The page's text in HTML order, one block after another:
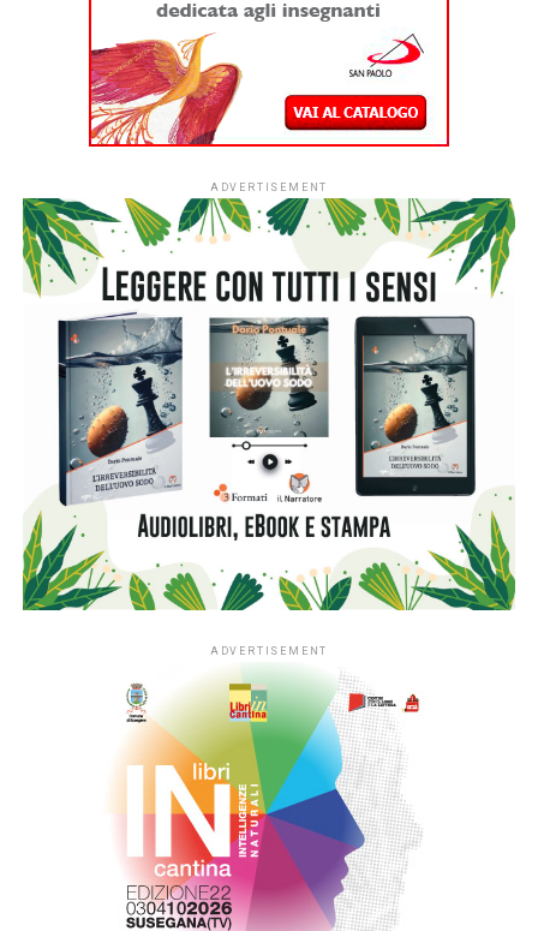
all’iniziativa sociale dell’Associazione Italiana Editori (AIE)
a favore delle biblioteche scolastiche e partecipare alla
campagna nazionale di donazione di libri in programma dal
7 al 15 novembre 2026.
L’ingresso di tutti i nidi italiani segna una nuova fase per
#ioleggoperché che, dopo dieci anni al fianco delle
scuole, amplia il proprio raggio d’azione includendo anche i
servizi educativi per la primissima infanzia.
L’apertura nazionale è resa possibile grazie alsostegno
di Fondazione Cariplo, che dal 2022 ha accompagnato lo
sviluppo di #ioleggoperchéLAB-NIDI, il progetto
sperimentale dedicato ai nidi realizzato in Lombardia e
nelle province di Novara e Verbano-Cusio-Ossola,
territorio di riferimento della Fondazione. In quattro anni la
sperimentazione ha coinvolto fino a 350 asili nido situati
nei contesti più fragili di queste aree, contribuendo ad
libri nella quotidianità educativa. L’estensione del progetto
si inserisce nella cornice della sfida di mandato Anita –
L’infanzia prima di Fondazione Cariplo, che sostiene il
benessere dei bambini e delle bambine tra 0 e 6 anni, con
particolare attenzione alle situazioni di povertà e fragilità
sociale ed economica, promuovendo percorsi di crescita
individuale e lo sviluppo delle comunità educanti.